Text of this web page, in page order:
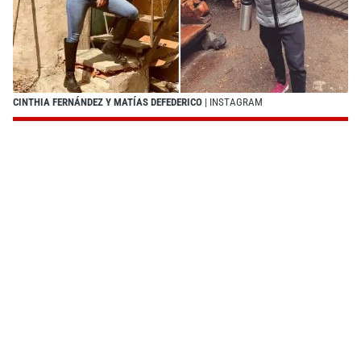
CINTHIA FERNÁNDEZ Y MATÍAS DEFEDERICO | INSTAGRAM